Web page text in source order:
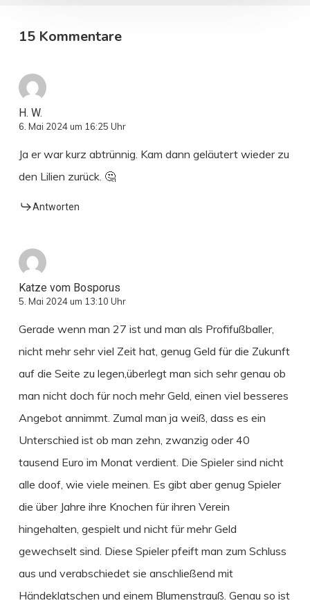
15 Kommentare
H. W.
6. Mai 2024 um 16:25 Uhr
Ja er war kurz abtrünnig. Kam dann geläutert wieder zu
den Lilien zurück. 🤔
Antworten
Katze vom Bosporus
5. Mai 2024 um 13:10 Uhr
Gerade wenn man 27 ist und man als Profifußballer,
nicht mehr sehr viel Zeit hat, genug Geld für die Zukunft
auf die Seite zu legen,überlegt man sich sehr genau ob
man nicht doch für noch mehr Geld, einen viel besseres
Angebot annimmt. Zumal man ja weiß, dass es ein
Unterschied ist ob man zehn, zwanzig oder 40
tausend Euro im Monat verdient. Die Spieler sind nicht
alle doof, wie viele meinen. Es gibt aber genug Spieler
die über Jahre ihre Knochen für ihren Verein
hingehalten, gespielt und nicht für mehr Geld
gewechselt sind. Diese Spieler pfeift man zum Schluss
aus und verabschiedet sie anschließend mit
Händeklatschen und einem Blumenstrauß. Genau so ist